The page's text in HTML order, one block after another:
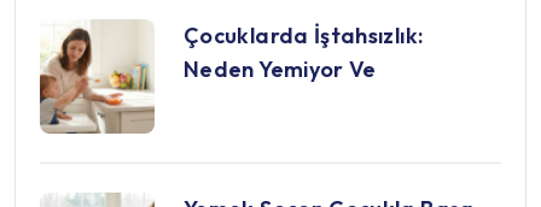
Çocuklarda İştahsızlık:
Neden Yemiyor Ve